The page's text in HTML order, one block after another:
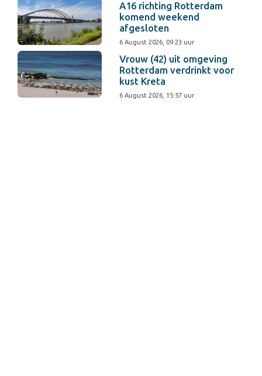
A16 richting Rotterdam
komend weekend
afgesloten
6 August 2026, 09:23 uur
Vrouw (42) uit omgeving
Rotterdam verdrinkt voor
kust Kreta
6 August 2026, 15:57 uur